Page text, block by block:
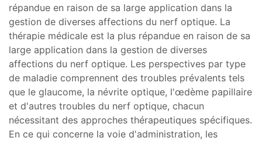
répandue en raison de sa large application dans la
gestion de diverses affections du nerf optique. La
thérapie médicale est la plus répandue en raison de sa
large application dans la gestion de diverses
affections du nerf optique. Les perspectives par type
de maladie comprennent des troubles prévalents tels
que le glaucome, la névrite optique, l'œdème papillaire
et d'autres troubles du nerf optique, chacun
nécessitant des approches thérapeutiques spécifiques.
En ce qui concerne la voie d'administration, les